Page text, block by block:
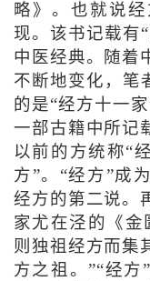
略》。也就说
现。该书记载有
中医经典。随着
不断地变化，笔
的是“经方十一
一部古籍中所记
以前的方统称“
方”。“经方”成
经方的第二说。
家尤在泾的《金
则独祖经方而
方之祖。”“经